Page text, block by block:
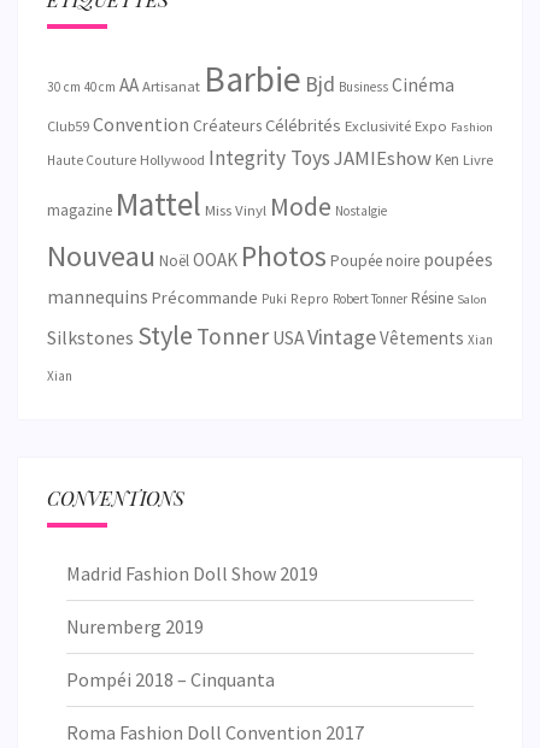
30 cm 40 cm AA Artisanat Barbie Bjd Business Cinéma
Club59 Convention CréateursCélébrités Exclusivité Expo Fashion
Haute Couture Hollywood Integrity ToysJAMIEshow Ken Livre
magazine Mattel Miss Vinyl Mode Nostalgie
Nouveau NoëlOOAK Photos Poupée noire poupées
mannequins Précommande Puki Repro Robert Tonner Résine Salon
Silkstones Style Tonner USAVintageVêtements Xian
Xian
CONVENTIONS
Madrid Fashion Doll Show 2019
Nuremberg 2019
Pompéi 2018 – Cinquanta
Roma Fashion Doll Convention 2017